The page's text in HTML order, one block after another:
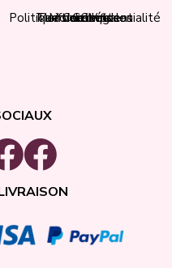
Contact
Mon compte
CGV
Politique de confidentialité
Mentions légales
Tarifs de livraison